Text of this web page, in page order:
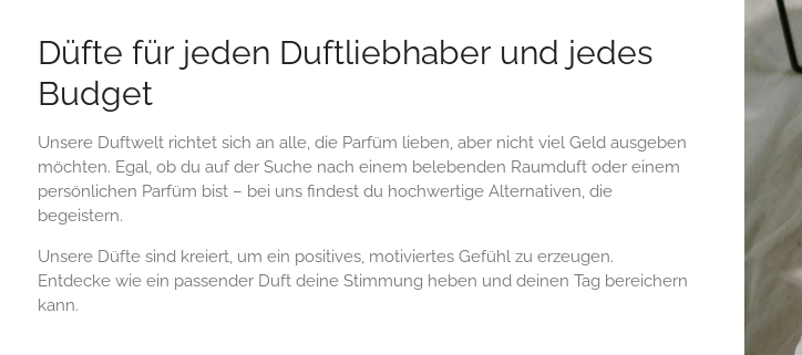
Düfte für jeden Duftliebhaber und jedes
Budget
Unsere Duftwelt richtet sich an alle, die Parfüm lieben, aber nicht viel Geld ausgeben
möchten. Egal, ob du auf der Suche nach einem belebenden Raumduft oder einem
persönlichen Parfüm bist – bei uns findest du hochwertige Alternativen, die
begeistern.
Unsere Düfte sind kreiert, um ein positives, motiviertes Gefühl zu erzeugen.
Entdecke wie ein passender Duft deine Stimmung heben und deinen Tag bereichern
kann.